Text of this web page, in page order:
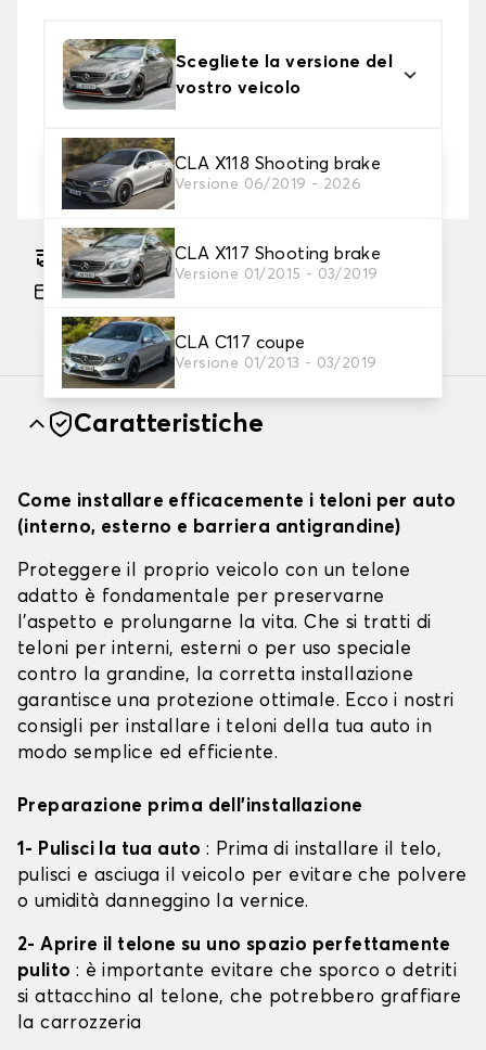
Scegliete la versione del
vostro veicolo
CLA X118 Shooting brake
Versione 06/2019 - 2026
CLA X117 Shooting brake
Versione 01/2015 - 03/2019
CLA C117 coupe
Versione 01/2013 - 03/2019
2. Livello di protezione
Scegli il telo protettivo adatto alle tue esigenze
Consegna gratuita stimata su 17/08/2026
Pagamento in 3x gratuito, a partire da 60 euro
Caratteristiche
Come installare efficacemente i teloni per auto
(interno, esterno e barriera antigrandine)
Proteggere il proprio veicolo con un telone
adatto è fondamentale per preservarne
l'aspetto e prolungarne la vita. Che si tratti di
teloni per interni, esterni o per uso speciale
contro la grandine, la corretta installazione
garantisce una protezione ottimale. Ecco i nostri
consigli per installare i teloni della tua auto in
modo semplice ed efficiente.
Preparazione prima dell'installazione
1- Pulisci la tua auto: Prima di installare il telo,
pulisci e asciuga il veicolo per evitare che polvere
o umidità danneggino la vernice.
2- Aprire il telone su uno spazio perfettamente
pulito : è importante evitare che sporco o detriti
si attacchino al telone, che potrebbero graffiare
la carrozzeria